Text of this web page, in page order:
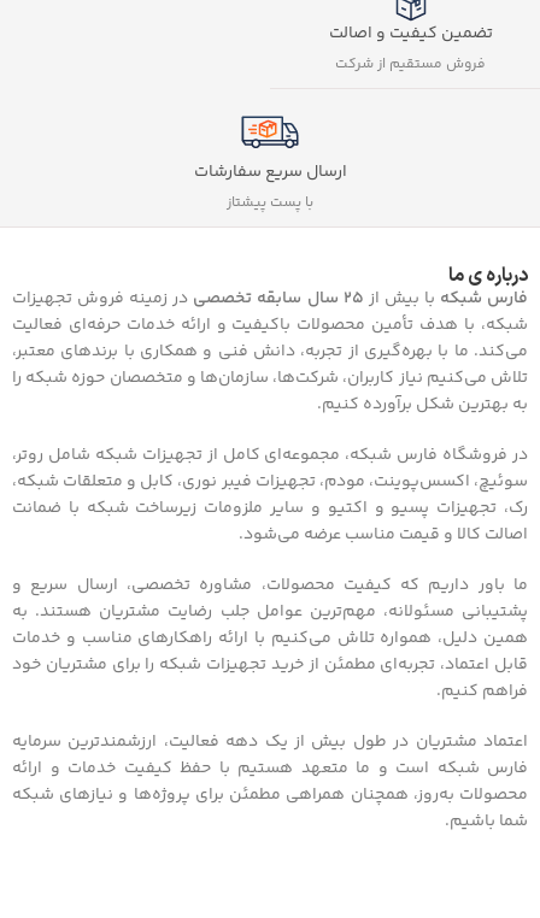
تضمین کیفیت و اصالت
فروش مستقیم از شرکت
ارسال سریع سفارشات
با پست پیشتاز
درباره ی ما
فارس شبکه با بیش از 25 سال سابقه تخصصی
در زمینه فروش تجهیزات
شبکه، با هدف تأمین محصولات باکیفیت و ارائه خدمات حرفه‌ای فعالیت
می‌کند. ما با بهره‌گیری از تجربه، دانش فنی و همکاری با برندهای معتبر،
تلاش می‌کنیم نیاز کاربران، شرکت‌ها، سازمان‌ها و متخصصان حوزه شبکه را
به بهترین شکل برآورده کنیم.
در فروشگاه فارس شبکه، مجموعه‌ای کامل از تجهیزات شبکه شامل روتر،
سوئیچ، اکسس‌پوینت، مودم، تجهیزات فیبر نوری، کابل و متعلقات شبکه،
رک، تجهیزات پسیو و اکتیو و سایر ملزومات زیرساخت شبکه با ضمانت
اصالت کالا و قیمت مناسب عرضه می‌شود.
ما باور داریم که کیفیت محصولات، مشاوره تخصصی، ارسال سریع و
پشتیبانی مسئولانه، مهم‌ترین عوامل جلب رضایت مشتریان هستند. به
همین دلیل، همواره تلاش می‌کنیم با ارائه راهکارهای مناسب و خدمات
قابل اعتماد، تجربه‌ای مطمئن از خرید تجهیزات شبکه را برای مشتریان خود
فراهم کنیم.
اعتماد مشتریان در طول بیش از یک دهه فعالیت، ارزشمندترین سرمایه
فارس شبکه است و ما متعهد هستیم با حفظ کیفیت خدمات و ارائه
محصولات به‌روز، همچنان همراهی مطمئن برای پروژه‌ها و نیازهای شبکه
شما باشیم.